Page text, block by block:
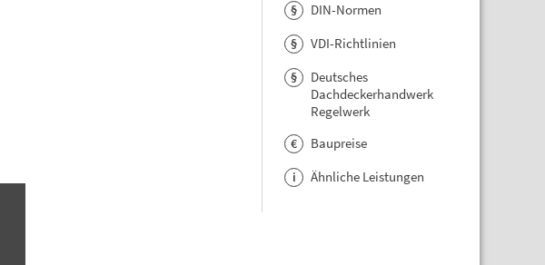
§ DIN-Normen
§ VDI-Richtlinien
§
Deutsches
Dachdeckerhandwerk
Regelwerk
€ Baupreise
i Ähnliche Leistungen